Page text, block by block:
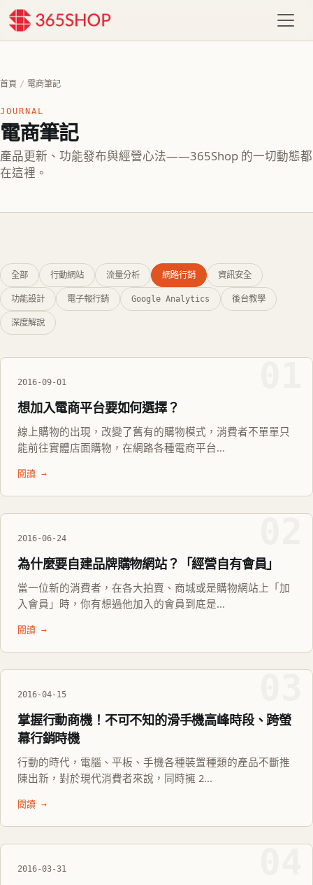
首頁 / 電商筆記
JOURNAL
電商筆記
產品更新、功能發布與經營心法——365Shop 的一切動態都
在這裡。
全部 行動網站 流量分析 網路行銷 資訊安全
功能設計 電子報行銷 Google Analytics 後台教學
深度解說
2016-09-01
想加入電商平台要如何選擇？
線上購物的出現，改變了舊有的購物模式，消費者不單單只
能前往實體店面購物，在網路各種電商平台...
閱讀 →
2016-06-24
為什麼要自建品牌購物網站？「經營自有會員」
當一位新的消費者，在各大拍賣、商城或是購物網站上「加
入會員」時，你有想過他加入的會員到底是...
閱讀 →
2016-04-15
掌握行動商機！不可不知的滑手機高峰時段、跨螢
幕行銷時機
行動的時代，電腦、平板、手機各種裝置種類的產品不斷推
陳出新，對於現代消費者來說，同時擁 2...
閱讀 →
2016-03-31